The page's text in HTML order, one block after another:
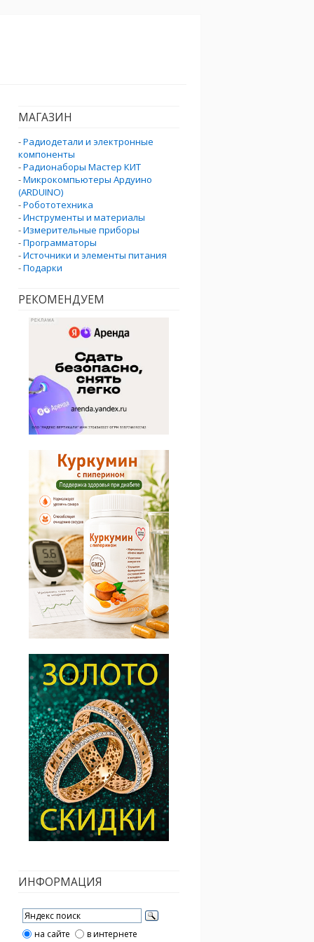
МАГАЗИН
-Радиодетали и электронные
компоненты
-Радионаборы Мастер КИТ
-Микрокомпьютеры Ардуино
(ARDUINO)
-Робототехника
-Инструменты и материалы
-Измерительные приборы
-Программаторы
-Источники и элементы питания
-Подарки
РЕКОМЕНДУЕМ
ИНФОРМАЦИЯ
на сайте в интернете